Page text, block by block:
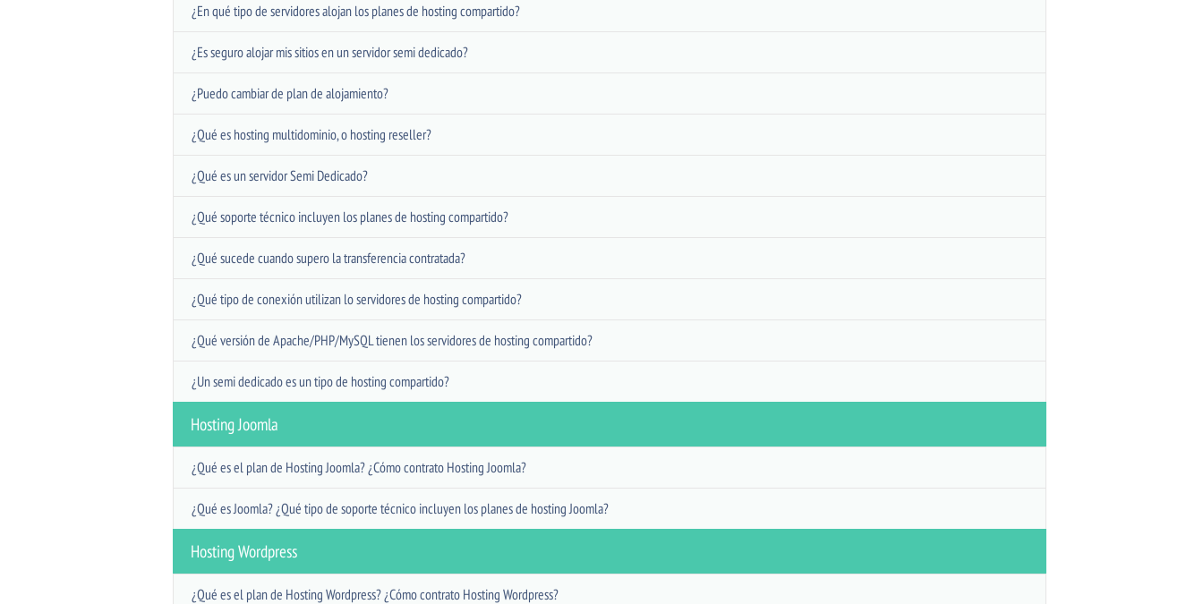
¿En qué tipo de servidores alojan los planes de hosting compartido?
¿Es seguro alojar mis sitios en un servidor semi dedicado?
¿Puedo cambiar de plan de alojamiento?
¿Qué es hosting multidominio, o hosting reseller?
¿Qué es un servidor Semi Dedicado?
¿Qué soporte técnico incluyen los planes de hosting compartido?
¿Qué sucede cuando supero la transferencia contratada?
¿Qué tipo de conexión utilizan lo servidores de hosting compartido?
¿Qué versión de Apache/PHP/MySQL tienen los servidores de hosting compartido?
¿Un semi dedicado es un tipo de hosting compartido?
Hosting Joomla
¿Qué es el plan de Hosting Joomla? ¿Cómo contrato Hosting Joomla?
¿Qué es Joomla? ¿Qué tipo de soporte técnico incluyen los planes de hosting Joomla?
Hosting Wordpress
¿Qué es el plan de Hosting Wordpress? ¿Cómo contrato Hosting Wordpress?